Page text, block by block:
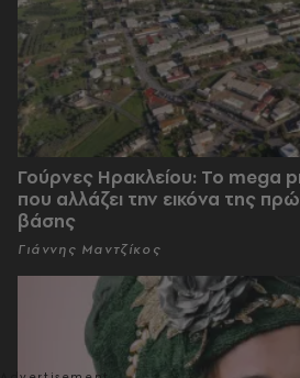
Γούρνες Ηρακλείου: To mega
που αλλάζει την εικόνα της
βάσης
Γιάννης Μαντζίκος